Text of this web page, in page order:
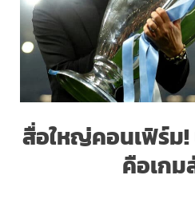
สื่อใหญ่คอนเฟิร์ม!
คือเกม